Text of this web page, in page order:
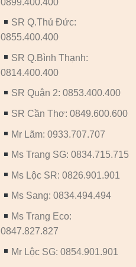
SR Q.Thủ Đức:
0855.400.400
SR Q.Bình Thạnh:
0814.400.400
SR Quận 2: 0853.400.400
SR Cần Thơ: 0849.600.600
Mr Lãm: 0933.707.707
Ms Trang SG: 0834.715.715
Ms Lộc SR: 0826.901.901
Ms Sang: 0834.494.494
Ms Trang Eco:
0847.827.827
Mr Lộc SG: 0854.901.901